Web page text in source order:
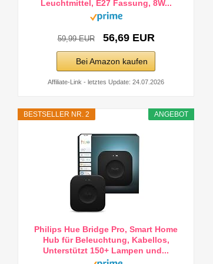
Leuchtmittel, E27 Fassung, 8W...
59,99 EUR 56,69 EUR
Bei Amazon kaufen
Affiliate-Link - letztes Update: 24.07.2026
ANGEBOT
BESTSELLER NR. 2
Philips Hue Bridge Pro, Smart Home
Hub für Beleuchtung, Kabellos,
Unterstützt 150+ Lampen und...